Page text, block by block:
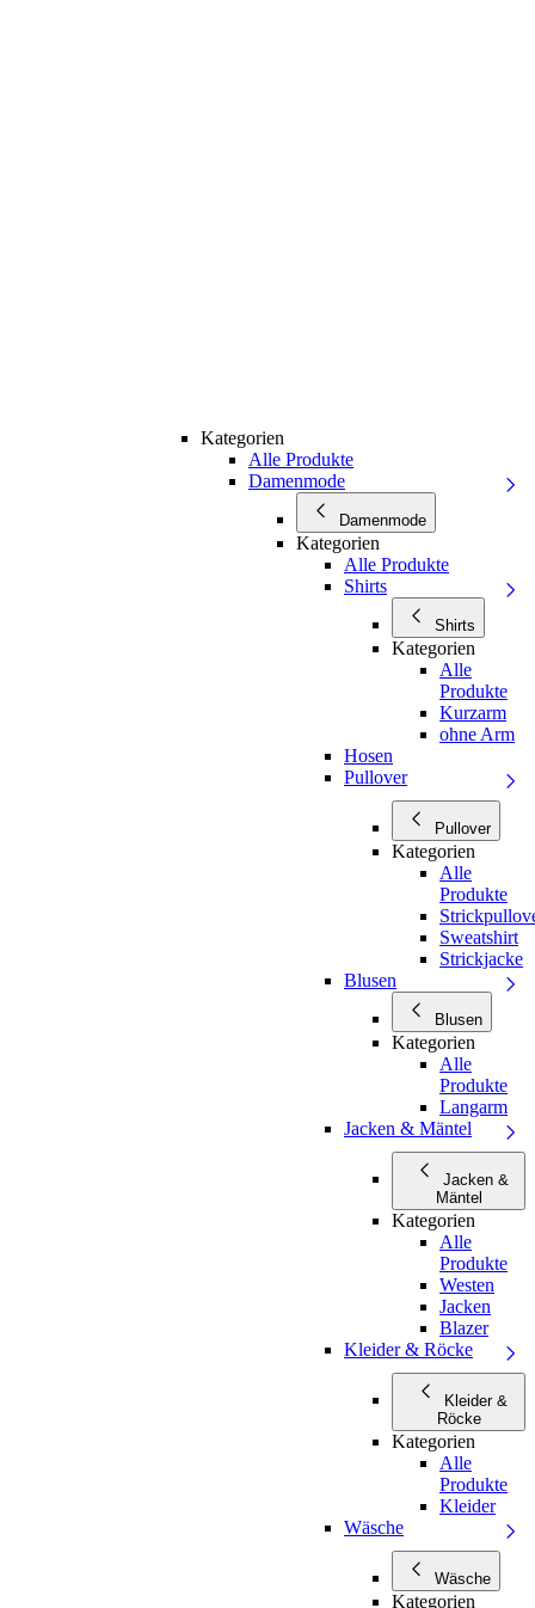
Kategorien
Alle Produkte
Damenmode
Damenmode
Kategorien
Alle Produkte
Shirts
Shirts
Kategorien
Alle
Produkte
Kurzarm
ohne Arm
Hosen
Pullover
Pullover
Kategorien
Alle
Produkte
Sweatshirt
Strickjacke
Blusen
Blusen
Kategorien
Alle
Produkte
Langarm
Jacken & Mäntel
Jacken &
Mäntel
Kategorien
Alle
Produkte
Westen
Jacken
Blazer
Kleider & Röcke
Kleider &
Röcke
Kategorien
Alle
Produkte
Kleider
Wäsche
Wäsche
Kategorien